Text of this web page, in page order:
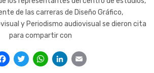
de las carreras de Diseño Gráfico,
y Periodismo audiovisual se dieron cita
para compartir con
Facebook
Twitter
WhatsApp
LinkedIn